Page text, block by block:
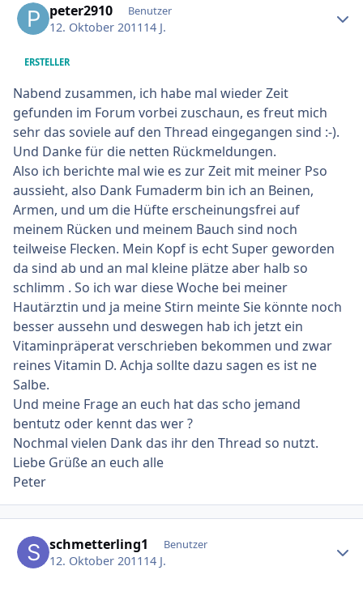
peter2910 Benutzer
12. Oktober 2011 14 J.
ERSTELLER
Nabend zusammen, ich habe mal wieder Zeit
gefunden im Forum vorbei zuschaun, es freut mich
sehr das soviele auf den Thread eingegangen sind :-).
Und Danke für die netten Rückmeldungen.
Also ich berichte mal wie es zur Zeit mit meiner Pso
aussieht, also Dank Fumaderm bin ich an Beinen,
Armen, und um die Hüfte erscheinungsfrei auf
meinem Rücken und meinem Bauch sind noch
teilweise Flecken. Mein Kopf is echt Super geworden
da sind ab und an mal kleine plätze aber halb so
schlimm . So ich war diese Woche bei meiner
Hautärztin und ja meine Stirn meinte Sie könnte noch
besser aussehn und deswegen hab ich jetzt ein
Vitaminpräperat verschrieben bekommen und zwar
reines Vitamin D. Achja sollte dazu sagen es ist ne
Salbe.
Und meine Frage an euch hat das scho jemand
bentutz oder kennt das wer ?
Nochmal vielen Dank das ihr den Thread so nutzt.
Liebe Grüße an euch alle
Peter
schmetterling1 Benutzer
12. Oktober 2011 14 J.